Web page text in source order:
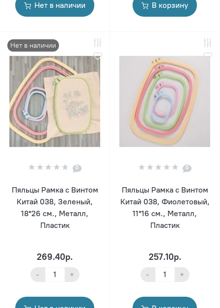
Нет в наличии В корзину
Нет в наличии
0
Пяльцы Рамка с Винтом
Китай 038, Зеленый,
18*26 см., Металл,
Пластик
269.40р.
- +
0
Пяльцы Рамка с Винтом
Китай 038, Фиолетовый,
11*16 см., Металл,
Пластик
257.10р.
- +